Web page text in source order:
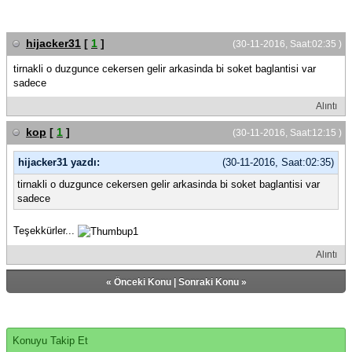
(30-11-2016, Saat:02:35 )
hijacker31 [ 1 ]
tirnakli o duzgunce cekersen gelir arkasinda bi soket baglantisi var
sadece
Alıntı
(30-11-2016, Saat:12:15 )
kop [ 1 ]
(30-11-2016, Saat:02:35)
hijacker31 yazdı:
tirnakli o duzgunce cekersen gelir arkasinda bi soket baglantisi var
sadece
Teşekkürler...
Alıntı
« Önceki Konu| Sonraki Konu»
Konuyu Takip Et